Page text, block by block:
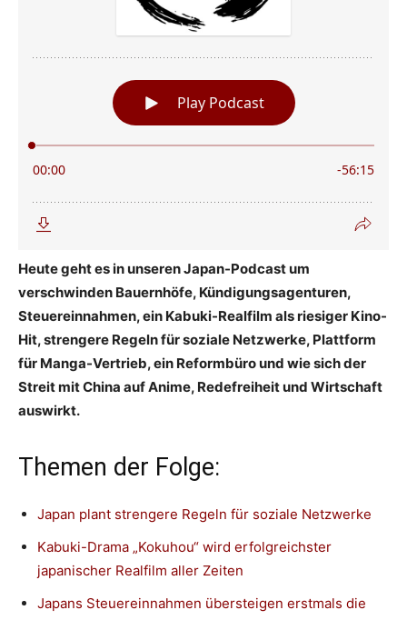
Heute geht es in unseren Japan-Podcast um
verschwinden Bauernhöfe, Kündigungsagenturen,
Steuereinnahmen, ein Kabuki-Realfilm als riesiger Kino-
Hit, strengere Regeln für soziale Netzwerke, Plattform
für Manga-Vertrieb, ein Reformbüro und wie sich der
Streit mit China auf Anime, Redefreiheit und Wirtschaft
auswirkt.
Themen der Folge:
Japan plant strengere Regeln für soziale Netzwerke
Kabuki-Drama „Kokuhou“ wird erfolgreichster
japanischer Realfilm aller Zeiten
Japans Steuereinnahmen übersteigen erstmals die